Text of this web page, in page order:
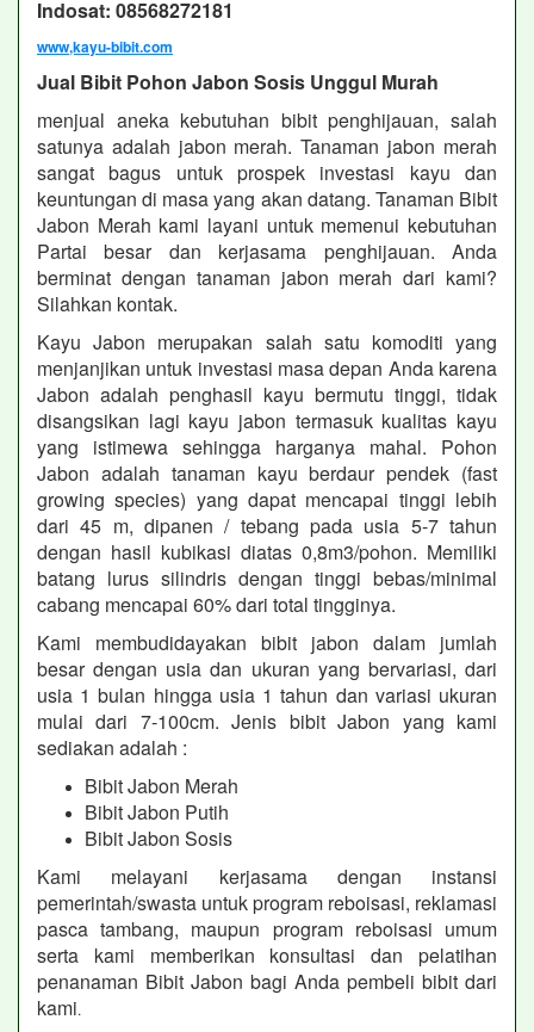
Indosat: 08568272181
www,kayu-bibit.com
Jual Bibit Pohon Jabon Sosis Unggul Murah
menjual aneka kebutuhan bibit penghijauan, salah
satunya adalah jabon merah. Tanaman jabon merah
sangat bagus untuk prospek investasi kayu dan
keuntungan di masa yang akan datang. Tanaman Bibit
Jabon Merah kami layani untuk memenui kebutuhan
Partai besar dan kerjasama penghijauan. Anda
berminat dengan tanaman jabon merah dari kami?
Silahkan kontak.
Kayu Jabon merupakan salah satu komoditi yang
menjanjikan untuk investasi masa depan Anda karena
Jabon adalah penghasil kayu bermutu tinggi, tidak
disangsikan lagi kayu jabon termasuk kualitas kayu
yang istimewa sehingga harganya mahal. Pohon
Jabon adalah tanaman kayu berdaur pendek (fast
growing species) yang dapat mencapai tinggi lebih
dari 45 m, dipanen / tebang pada usia 5-7 tahun
dengan hasil kubikasi diatas 0,8m3/pohon. Memiliki
batang lurus silindris dengan tinggi bebas/minimal
cabang mencapai 60% dari total tingginya.
Kami membudidayakan bibit jabon dalam jumlah
besar dengan usia dan ukuran yang bervariasi, dari
usia 1 bulan hingga usia 1 tahun dan variasi ukuran
mulai dari 7-100cm. Jenis bibit Jabon yang kami
sediakan adalah :
Bibit Jabon Merah
Bibit Jabon Putih
Bibit Jabon Sosis
Kami melayani kerjasama dengan instansi
pemerintah/swasta untuk program reboisasi, reklamasi
pasca tambang, maupun program reboisasi umum
serta kami memberikan konsultasi dan pelatihan
penanaman Bibit Jabon bagi Anda pembeli bibit dari
kami.